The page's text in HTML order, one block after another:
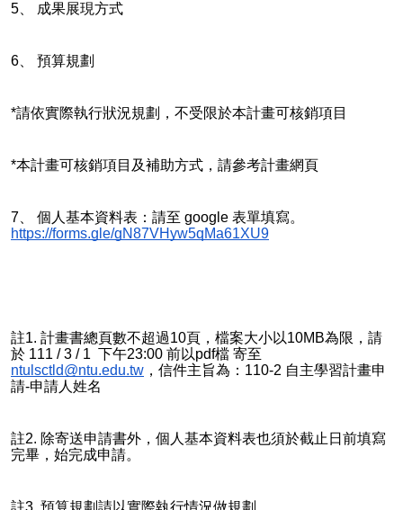
5、 成果展現方式
6、 預算規劃
*請依實際執行狀況規劃，不受限於本計畫可核銷項目
*本計畫可核銷項目及補助方式，請參考計畫網頁
7、 個人基本資料表：請至 google 表單填寫。
https://forms.gle/gN87VHyw5qMa61XU9
註1. 計畫書總頁數不超過10頁，檔案大小以10MB為限，請
於 111 / 3 / 1 下午23:00 前以pdf檔 寄至
ntulsctld@ntu.edu.tw ，信件主旨為：110-2 自主學習計畫申
請-申請人姓名
註2. 除寄送申請書外，個人基本資料表也須於截止日前填寫
完畢，始完成申請。
註3. 預算規劃請以實際執行情況做規劃。